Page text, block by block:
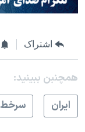
اشتراک
همچنبن ببینید:
ايران
سرخط